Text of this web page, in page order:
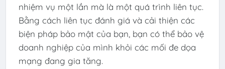
nhiệm vụ một lần mà là một quá trình liên tục.
Bằng cách liên tục đánh giá và cải thiện các
biện pháp bảo mật của bạn, bạn có thể bảo vệ
doanh nghiệp của mình khỏi các mối đe dọa
mạng đang gia tăng.